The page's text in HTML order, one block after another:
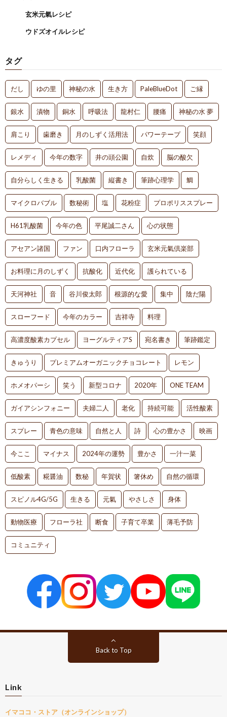
玄米元氣レシピ
ウドズオイルレシピ
タグ
だし ゆの里 神秘の水 生き方 PaleBlueDot ご縁
銀水 漬物 銅水 呼吸法 龍村仁 腰痛 神秘の水 夢
肩こり 歯磨き 月のしずく活用法 パワーテープ 笑顔
レメディ 今年の数字 井の頭公園 自炊 脳の酸欠
自分らしく生きる 乳酸菌 縦書き 筆跡心理学 鯛
マイクロバブル 数秘術 塩 花粉症 プロポリススプレー
H61乳酸菌 今年の色 平尾誠二さん 心の状態
アセアン諸国 ファン 口内フローラ 玄米元氣倶楽部
お料理に月のしずく 抗酸化 近代化 護られている
天河神社 音 谷川俊太郎 根源的な愛 集中 陰だ陽
スローフード 今年のカラー 吉祥寺 料理
高濃度酸素カプセル ヨーグルティアS 宛名書き 筆跡鑑定
きゅうり プレミアムオーガニックチョコレート レモン
ホメオパーシ 笑う 新型コロナ 2020年 ONE TEAM
ガイアシンフォニー 夫婦二人 老化 持続可能 活性酸素
スプレー 青色の意味 自然と人 詩 心の豊かさ 映画
今ここ マイナス 2024年の運勢 豊かさ 一汁一菜
低酸素 糀醤油 数秘 年賀状 箸休め 自然の循環
スピノル4G/5G 生きる 元氣 やさしさ 身体
動物医療 フローラ社 断食 子育て卒業 薄毛予防
コミュニティ
Back to Top
Link
イマココ・ストア（オンラインショップ）